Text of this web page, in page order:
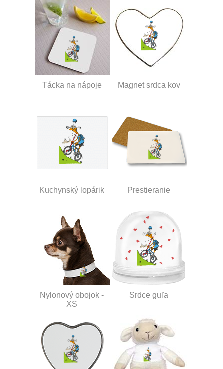
Tácka na nápoje Magnet srdca kov
Kuchynský lopárik Prestieranie
Nylonový obojok -
XS
Srdce guľa